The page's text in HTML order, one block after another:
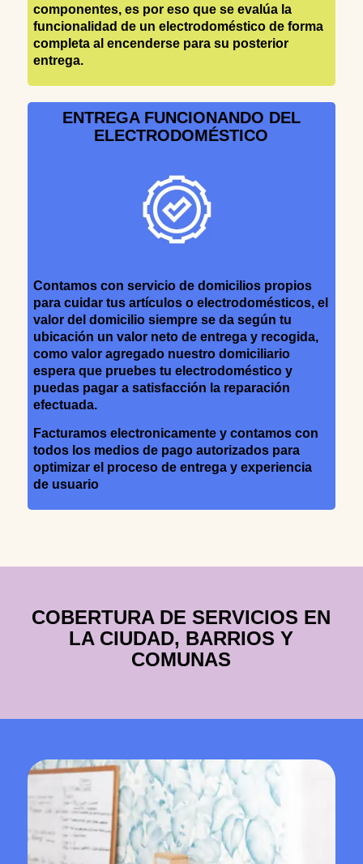
componentes, es por eso que se evalúa la
funcionalidad de un electrodoméstico de forma
completa al encenderse para su posterior
entrega.
ENTREGA FUNCIONANDO DEL
ELECTRODOMÉSTICO
Contamos con servicio de domicilios propios
para cuidar tus artículos o electrodomésticos, el
valor del domicilio siempre se da según tu
ubicación un valor neto de entrega y recogida,
como valor agregado nuestro domiciliario
espera que pruebes tu electrodoméstico y
puedas pagar a satisfacción la reparación
efectuada.
Facturamos electronicamente y contamos con
todos los medios de pago autorizados para
optimizar el proceso de entrega y experiencia
de usuario
COBERTURA DE SERVICIOS EN
LA CIUDAD, BARRIOS Y
COMUNAS